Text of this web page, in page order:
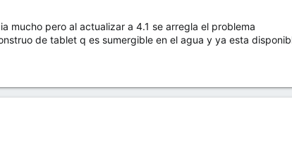
mucho pero al actualizar a 4.1 se arregla el problema
de tablet q es sumergible en el agua y ya esta